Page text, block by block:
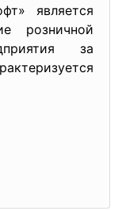
является
розничной
за